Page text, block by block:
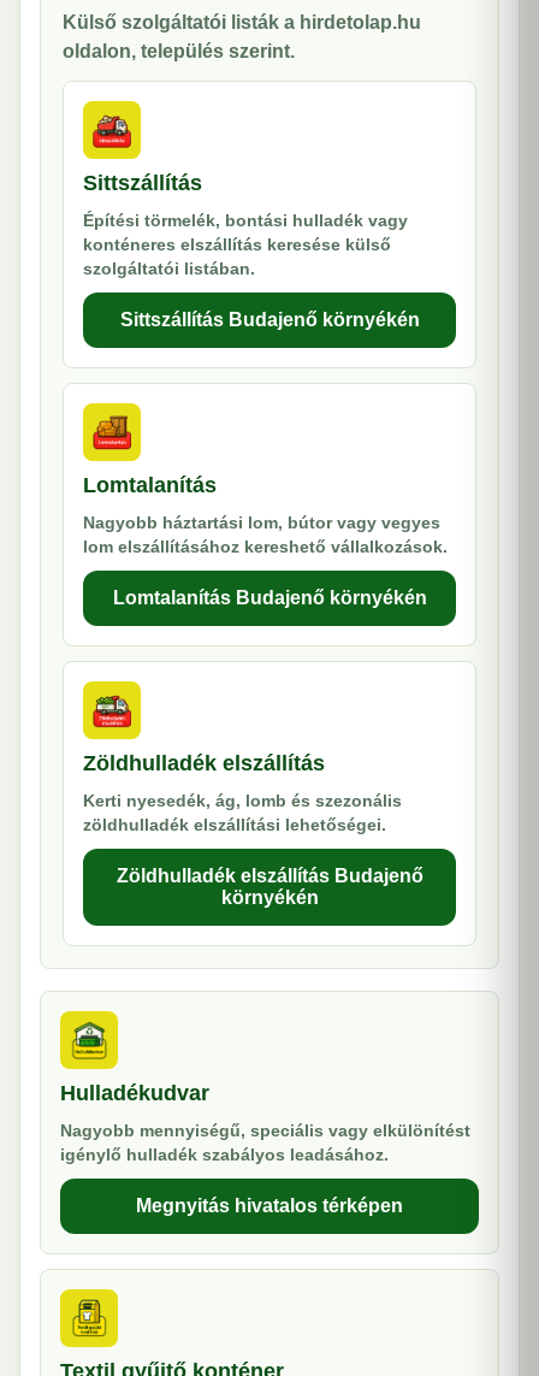
Külső szolgáltatói listák a hirdetolap.hu
oldalon, település szerint.
Sittszállítás
Építési törmelék, bontási hulladék vagy
konténeres elszállítás keresése külső
szolgáltatói listában.
Sittszállítás Budajenő környékén
Lomtalanítás
Nagyobb háztartási lom, bútor vagy vegyes
lom elszállításához kereshető vállalkozások.
Lomtalanítás Budajenő környékén
Zöldhulladék elszállítás
Kerti nyesedék, ág, lomb és szezonális
zöldhulladék elszállítási lehetőségei.
Zöldhulladék elszállítás Budajenő
környékén
Hulladékudvar
Nagyobb mennyiségű, speciális vagy elkülönítést
igénylő hulladék szabályos leadásához.
Megnyitás hivatalos térképen
Textil gyűjtő konténer